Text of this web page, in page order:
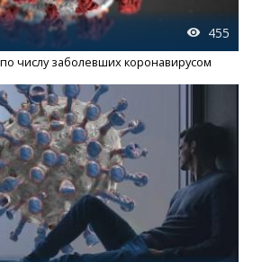
455
числу заболевших коронавирусом